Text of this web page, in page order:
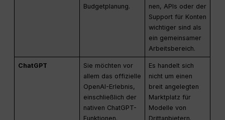
Budgetplanung.
nen, APIs oder der
Support für Konten
wichtiger sind als
ein gemeinsamer
Arbeitsbereich.
ChatGPT
Sie möchten vor
allem das offizielle
OpenAI-Erlebnis,
einschließlich der
nativen ChatGPT-
Funktionen.
Es handelt sich
nicht um einen
breit angelegten
Marktplatz für
Modelle von
Drittanbietern.